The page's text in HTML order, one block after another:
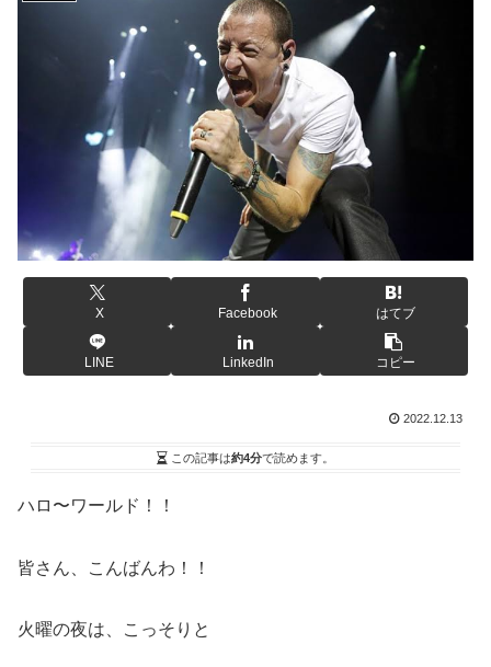
X Facebook はてブ
LINE LinkedIn コピー
2022.12.13
この記事は約4分で読めます。
ハロ〜ワールド！！
皆さん、こんばんわ！！
火曜の夜は、こっそりと